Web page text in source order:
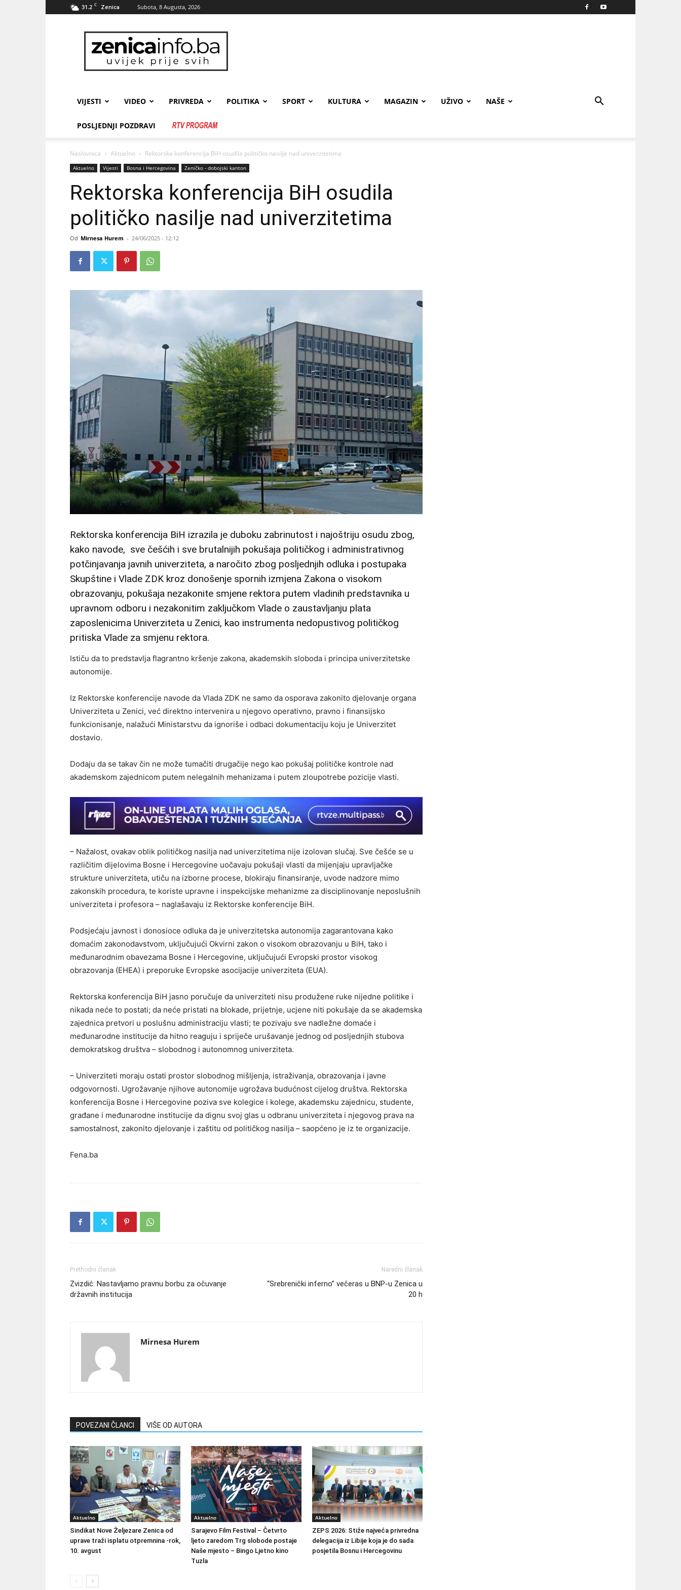
31.2 C Zenica Subota, 8 Augusta, 2026
zenicainfo.ba
VIJESTI VIDEO PRIVREDA POLITIKA SPORT KULTURA MAGAZIN UŽIVO NAŠE
POSLJEDNJI POZDRAVI
Naslovnica Aktuelno Rektorska konferencija BiH osudila političko nasilje nad univerzitetima
Aktuelno Vijesti Bosna i Hercegovina Zeničko - dobojski kanton
Rektorska konferencija BiH osudila
političko nasilje nad univerzitetima
Od Mirnesa Hurem - 24/06/2025 - 12:12
Rektorska konferencija BiH izrazila je duboku zabrinutost i najoštriju osudu zbog,
kako navode, sve češćih i sve brutalnijih pokušaja političkog i administrativnog
potčinjavanja javnih univerziteta, a naročito zbog posljednjih odluka i postupaka
Skupštine i Vlade ZDK kroz donošenje spornih izmjena Zakona o visokom
obrazovanju, pokušaja nezakonite smjene rektora putem vladinih predstavnika u
upravnom odboru i nezakonitim zaključkom Vlade o zaustavljanju plata
zaposlenicima Univerziteta u Zenici, kao instrumenta nedopustivog političkog
pritiska Vlade za smjenu rektora.
Ističu da to predstavlja flagrantno kršenje zakona, akademskih sloboda i principa univerzitetske
autonomije.
Iz Rektorske konferencije navode da Vlada ZDK ne samo da osporava zakonito djelovanje organa
Univerziteta u Zenici, već direktno intervenira u njegovo operativno, pravno i finansijsko
funkcionisanje, nalažući Ministarstvu da ignoriše i odbaci dokumentaciju koju je Univerzitet
dostavio.
Dodaju da se takav čin ne može tumačiti drugačije nego kao pokušaj političke kontrole nad
akademskom zajednicom putem nelegalnih mehanizama i putem zloupotrebe pozicije vlasti.
– Nažalost, ovakav oblik političkog nasilja nad univerzitetima nije izolovan slučaj. Sve češće se u
različitim dijelovima Bosne i Hercegovine uočavaju pokušaji vlasti da mijenjaju upravljačke
strukture univerziteta, utiču na izborne procese, blokiraju finansiranje, uvode nadzore mimo
zakonskih procedura, te koriste upravne i inspekcijske mehanizme za disciplinovanje neposlušnih
univerziteta i profesora – naglašavaju iz Rektorske konferencije BiH.
Podsjećaju javnost i donosioce odluka da je univerzitetska autonomija zagarantovana kako
domaćim zakonodavstvom, uključujući Okvirni zakon o visokom obrazovanju u BiH, tako i
međunarodnim obavezama Bosne i Hercegovine, uključujući Evropski prostor visokog
obrazovanja (EHEA) i preporuke Evropske asocijacije univerziteta (EUA).
Rektorska konferencija BiH jasno poručuje da univerziteti nisu produžene ruke nijedne politike i
nikada neće to postati; da neće pristati na blokade, prijetnje, ucjene niti pokušaje da se akademska
zajednica pretvori u poslušnu administraciju vlasti; te pozivaju sve nadležne domaće i
međunarodne institucije da hitno reaguju i spriječe urušavanje jednog od posljednjih stubova
demokratskog društva – slobodnog i autonomnog univerziteta.
– Univerziteti moraju ostati prostor slobodnog mišljenja, istraživanja, obrazovanja i javne
odgovornosti. Ugrožavanje njihove autonomije ugrožava budućnost cijelog društva. Rektorska
konferencija Bosne i Hercegovine poziva sve kolegice i kolege, akademsku zajednicu, studente,
građane i međunarodne institucije da dignu svoj glas u odbranu univerziteta i njegovog prava na
samostalnost, zakonito djelovanje i zaštitu od političkog nasilja – saopćeno je iz te organizacije.
Fena.ba
Prethodni članak
Zvizdić: Nastavljamo pravnu borbu za očuvanje
državnih institucija
Naredni članak
“Srebrenički inferno” večeras u BNP-u Zenica u
20 h
Mirnesa Hurem
POVEZANI ČLANCI VIŠE OD AUTORA
Aktuelno
Sindikat Nove Željezare Zenica od
uprave traži isplatu otpremnina -rok,
10. avgust
Aktuelno
Sarajevo Film Festival – Četvrto
ljeto zaredom Trg slobode postaje
Naše mjesto – Bingo Ljetno kino
Tuzla
Aktuelno
ZEPS 2026: Stiže najveća privredna
delegacija iz Libije koja je do sada
posjetila Bosnu i Hercegovinu